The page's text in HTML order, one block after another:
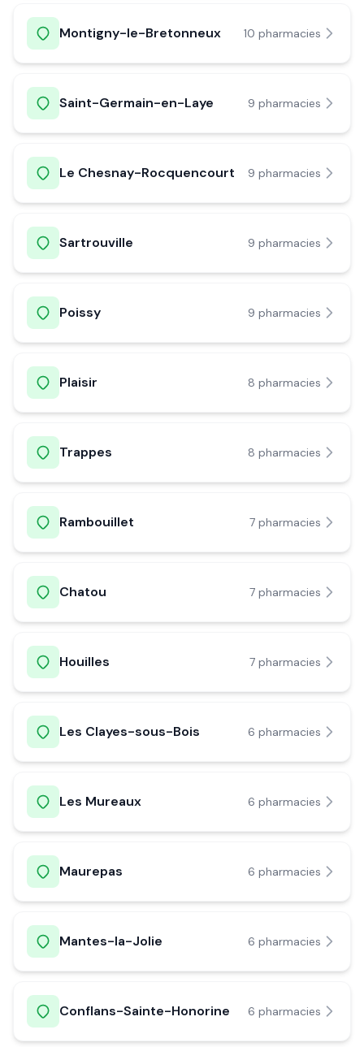
Montigny-le-Bretonneux 10 pharmacies
Saint-Germain-en-Laye 9 pharmacies
Le Chesnay-Rocquencourt 9 pharmacies
Sartrouville 9 pharmacies
Poissy 9 pharmacies
Plaisir 8 pharmacies
Trappes 8 pharmacies
Rambouillet 7 pharmacies
Chatou 7 pharmacies
Houilles 7 pharmacies
Les Clayes-sous-Bois 6 pharmacies
Les Mureaux 6 pharmacies
Maurepas 6 pharmacies
Mantes-la-Jolie 6 pharmacies
Conflans-Sainte-Honorine 6 pharmacies